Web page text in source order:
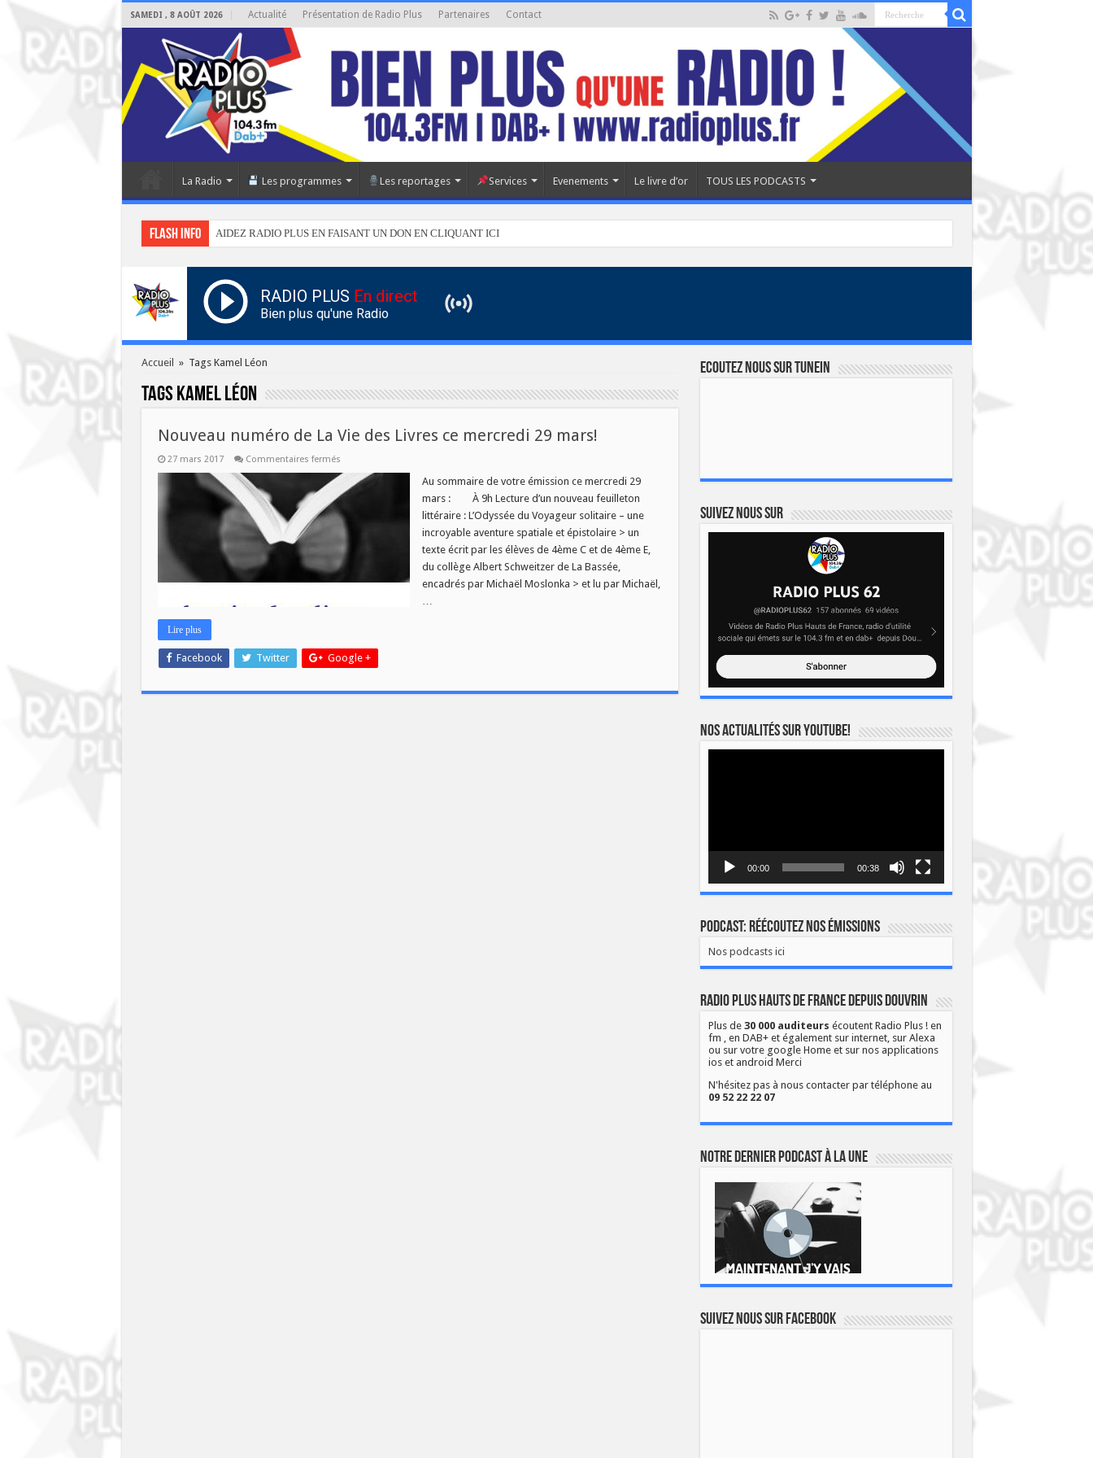
SAMEDI , 8 AOÛT 2026 Actualité Présentation de Radio Plus Partenaires Contact
La Radio Les programmes Les reportages Services Evenements Le livre d’or TOUS LES PODCASTS
Flash info AIDEZ RADIO PLUS EN FAISANT UN DON EN CLIQUANT ICI
RADIO PLUS En direct
Bien plus qu'une Radio
Accueil » Tags Kamel Léon
Tags Kamel Léon
Nouveau numéro de La Vie des Livres ce mercredi 29 mars!
27 mars 2017 Commentaires ferméssur
numéro
de
La
Vie
des
Livres
mercredi
29
Au sommaire de votre émission ce mercredi 29
mars : À 9h Lecture d’un nouveau feuilleton
littéraire : L’Odyssée du Voyageur solitaire – une
incroyable aventure spatiale et épistolaire > un
texte écrit par les élèves de 4ème C et de 4ème E,
du collège Albert Schweitzer de La Bassée,
encadrés par Michaël Moslonka > et lu par Michaël,
Lire plus
Facebook Twitter Google +
Ecoutez nous sur TuneIn
Suivez nous sur
Nos actualités sur YOUTUBE!
00:00 00:38
Podcast: Réécoutez nos émissions
Nos podcasts ici
Radio Plus Hauts de France depuis Douvrin
Plus de 30 000 auditeurs écoutent Radio Plus ! en
fm , en DAB+ et également sur internet, sur Alexa
ou sur votre google Home et sur nos applications
ios et android Merci
N'hésitez pas à nous contacter par téléphone au
09 52 22 22 07
Notre dernier podcast à la une
Suivez nous sur Facebook